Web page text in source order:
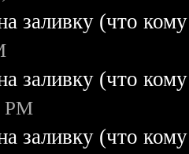
заливку (что
заливку (что
PM
заливку (что